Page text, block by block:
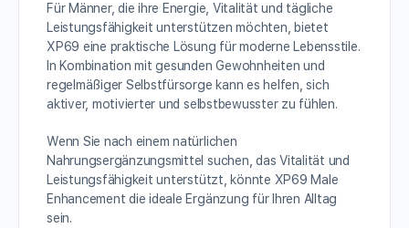
Für Männer, die ihre Energie, Vitalität und tägliche
Leistungsfähigkeit unterstützen möchten, bietet
XP69 eine praktische Lösung für moderne Lebensstile.
In Kombination mit gesunden Gewohnheiten und
regelmäßiger Selbstfürsorge kann es helfen, sich
aktiver, motivierter und selbstbewusster zu fühlen.
Wenn Sie nach einem natürlichen
Nahrungsergänzungsmittel suchen, das Vitalität und
Leistungsfähigkeit unterstützt, könnte XP69 Male
Enhancement die ideale Ergänzung für Ihren Alltag
sein.